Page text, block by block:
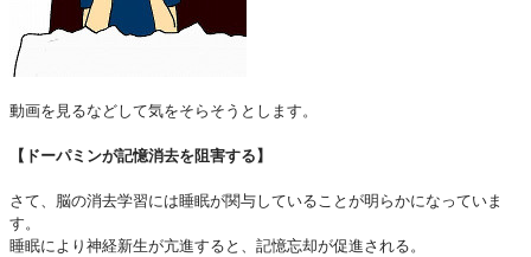
動画を見るなどして気をそらそうとします。
【ドーパミンが記憶消去を阻害する】
さて、脳の消去学習には睡眠が関与していることが明らかになっていま
す。
睡眠により神経新生が亢進すると、記憶忘却が促進される。